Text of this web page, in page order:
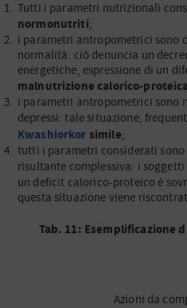
Tutti i parametri nutrizionali
normonutriti;
i parametri antropometrici sono
normalità: ciò denuncia un
energetiche, espressione di un
malnutrizione calorico-proteica
i parametri antropometrici sono
depressi: tale situazione,
Kwashiorkorsimile;
tutti i parametri considerati
risultante complessiva: i
un deficit calorico-proteico è
questa situazione viene
Tab. 11: Esemplificazione
Azioni da